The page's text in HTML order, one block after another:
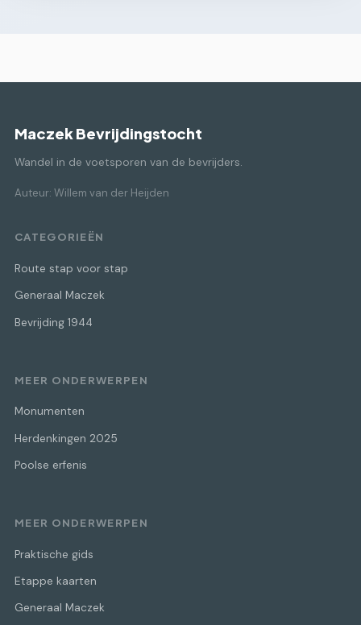
Maczek Bevrijdingstocht
Wandel in de voetsporen van de bevrijders.
Auteur: Willem van der Heijden
CATEGORIEËN
Route stap voor stap
Generaal Maczek
Bevrijding 1944
MEER ONDERWERPEN
Monumenten
Herdenkingen 2025
Poolse erfenis
MEER ONDERWERPEN
Praktische gids
Etappe kaarten
Generaal Maczek